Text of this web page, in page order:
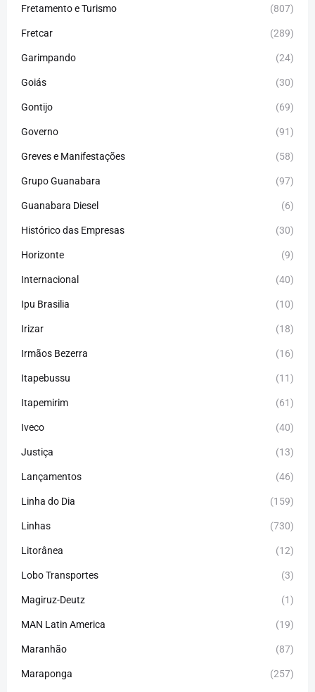
Fretamento e Turismo (807)
Fretcar (289)
Garimpando (24)
Goiás (30)
Gontijo (69)
Governo (91)
Greves e Manifestações (58)
Grupo Guanabara (97)
Guanabara Diesel (6)
Histórico das Empresas (30)
Horizonte (9)
Internacional (40)
Ipu Brasilia (10)
Irizar (18)
Irmãos Bezerra (16)
Itapebussu (11)
Itapemirim (61)
Iveco (40)
Justiça (13)
Lançamentos (46)
Linha do Dia (159)
Linhas (730)
Litorânea (12)
Lobo Transportes (3)
Magiruz-Deutz (1)
MAN Latin America (19)
Maranhão (87)
Maraponga (257)